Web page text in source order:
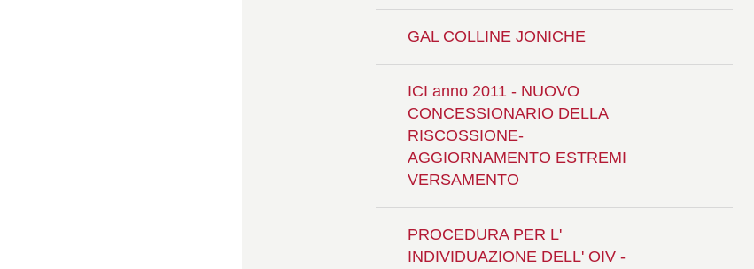
GAL COLLINE JONICHE
ICI anno 2011 - NUOVO
CONCESSIONARIO DELLA
RISCOSSIONE-
AGGIORNAMENTO ESTREMI
VERSAMENTO
PROCEDURA PER L'
INDIVIDUAZIONE DELL' OIV -